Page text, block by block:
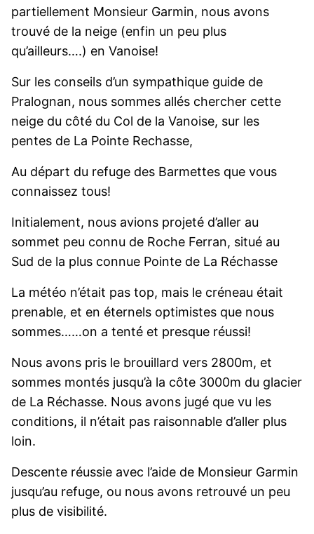
partiellement Monsieur Garmin, nous avons
trouvé de la neige (enfin un peu plus
qu’ailleurs….) en Vanoise!
Sur les conseils d’un sympathique guide de
Pralognan, nous sommes allés chercher cette
neige du côté du Col de la Vanoise, sur les
pentes de La Pointe Rechasse,
Au départ du refuge des Barmettes que vous
connaissez tous!
Initialement, nous avions projeté d’aller au
sommet peu connu de Roche Ferran, situé au
Sud de la plus connue Pointe de La Réchasse
La météo n’était pas top, mais le créneau était
prenable, et en éternels optimistes que nous
sommes……on a tenté et presque réussi!
Nous avons pris le brouillard vers 2800m, et
sommes montés jusqu’à la côte 3000m du glacier
de La Réchasse. Nous avons jugé que vu les
conditions, il n’était pas raisonnable d’aller plus
loin.
Descente réussie avec l’aide de Monsieur Garmin
jusqu’au refuge, ou nous avons retrouvé un peu
plus de visibilité.